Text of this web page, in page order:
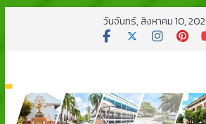
วันจันทร์, สิงหาคม 10,